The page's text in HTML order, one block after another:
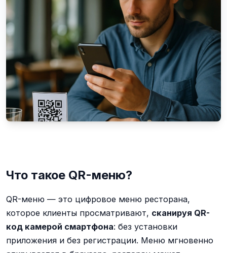
Что такое QR-меню?
QR-меню — это цифровое меню ресторана,
которое клиенты просматривают, сканируя QR-
код камерой смартфона: без установки
приложения и без регистрации. Меню мгновенно